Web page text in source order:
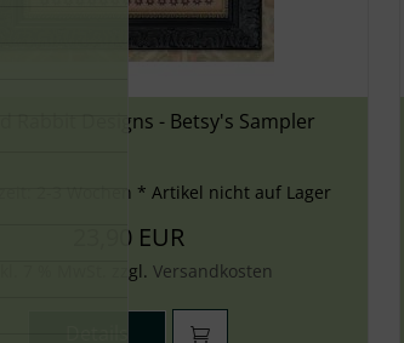
Rabbit Designs - Betsy's Sampler
2-3 Wochen * Artikel nicht auf Lager
23,90 EUR
7 % MwSt. zzgl. Versandkosten